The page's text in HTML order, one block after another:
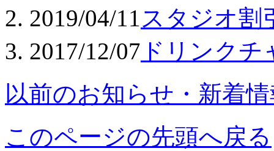
2019/04/11 スタジオ割
2017/12/07 ドリンク
以前のお知らせ・新着
このページの先頭へ戻る